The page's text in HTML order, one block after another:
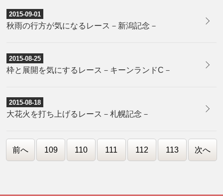
2015-09-01
秋雨の行方が気になるレース－新潟記念－
2015-08-25
枠と展開を気にするレース－キーンランドC－
2015-08-18
大花火を打ち上げるレース－札幌記念－
前へ 109 110 111 112 113 次へ